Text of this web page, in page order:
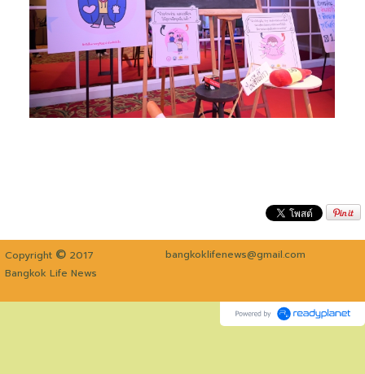
Copyright © 2017
bangkoklifenews@gmail.com
Bangkok Life News